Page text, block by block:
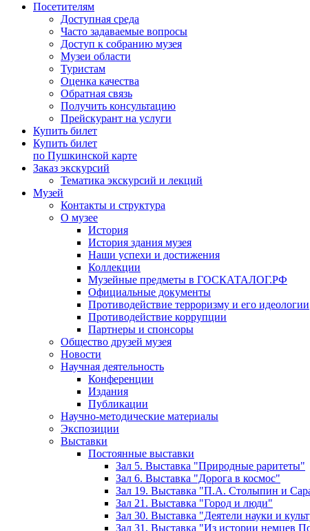
Посетителям
Доступная среда
Часто задаваемые вопросы
Доступ к собранию музея
Музеи области
Туристам
Оценка качества
Обратная связь
Получить консультацию
Прейскурант на услуги
Купить билет
Купить билет
по Пушкинской карте
Заказ экскурсий
Тематика экскурсий и лекций
Музей
Контакты и структура
О музее
История
История здания музея
Наши успехи и достижения
Коллекции
Музейные предметы в ГОСКАТАЛОГ.РФ
Официальные документы
Противодействие терроризму и его идеологии
Противодействие коррупции
Партнеры и спонсоры
Общество друзей музея
Новости
Научная деятельность
Конференции
Издания
Публикации
Научно-методические материалы
Экспозиции
Выставки
Постоянные выставки
Зал 5. Выставка "Природные раритеты"
Зал 6. Выставка "Дорога в космос"
Зал 19. Выставка "П.А. Столыпин и
Зал 21. Выставка "Город и люди"
Зал 30. Выставка "Деятели науки и
Зал 31. Выставка "Из истории немцев